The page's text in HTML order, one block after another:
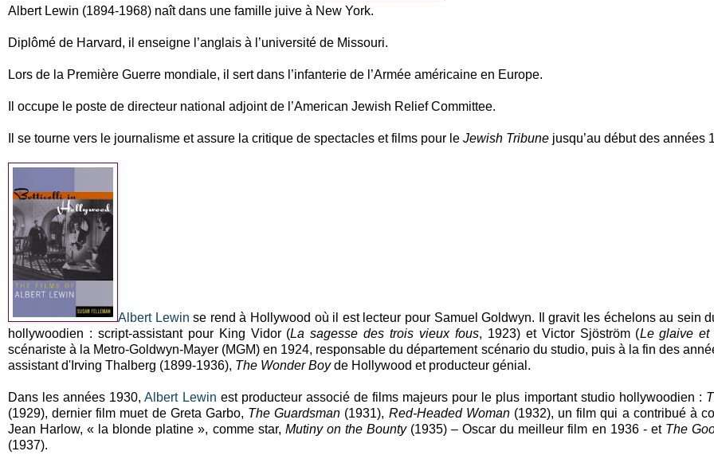
Albert Lewin (1894-1968) naît dans une famille juive à New York.
Diplômé de Harvard, il enseigne l’anglais à l’université de Missouri.
Lors de la Première Guerre mondiale, il sert dans l’infanterie de l’Armée américaine en Europe.
Il occupe le poste de directeur national adjoint de l’American Jewish Relief Committee.
Il se tourne vers le journalisme et assure la critique de spectacles et films pour le Jewish Tribune jusqu’au début des années
Albert Lewin se rend à Hollywood où il est lecteur pour Samuel Goldwyn. Il gravit les échelons au sein
hollywoodien : script-assistant pour King Vidor (La sagesse des trois vieux fous, 1923) et Victor Sjöström (Le glaive
scénariste à la Metro-Goldwyn-Mayer (MGM) en 1924, responsable du département scénario du studio, puis à la fin des
assistant d'Irving Thalberg (1899-1936), The Wonder Boyde Hollywood et producteur génial.
Dans les années 1930,Albert Lewin est producteur associé de films majeurs pour le plus important studio hollywoodien :
(1929), dernier film muet de Greta Garbo, The Guardsman (1931), Red-Headed Woman(1932), un film qui a contribué à
Jean Harlow, « la blonde platine », comme star, Mutiny on the Bounty (1935) – Oscar du meilleur film en 1936 - et The
(1937).